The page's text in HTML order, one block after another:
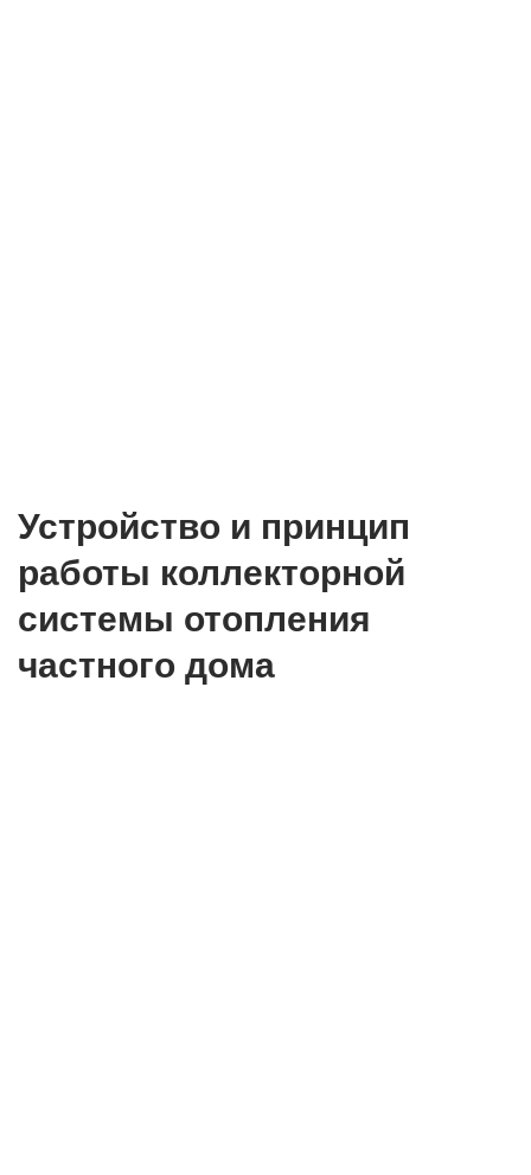
Устройство и принцип
работы коллекторной
системы отопления
частного дома